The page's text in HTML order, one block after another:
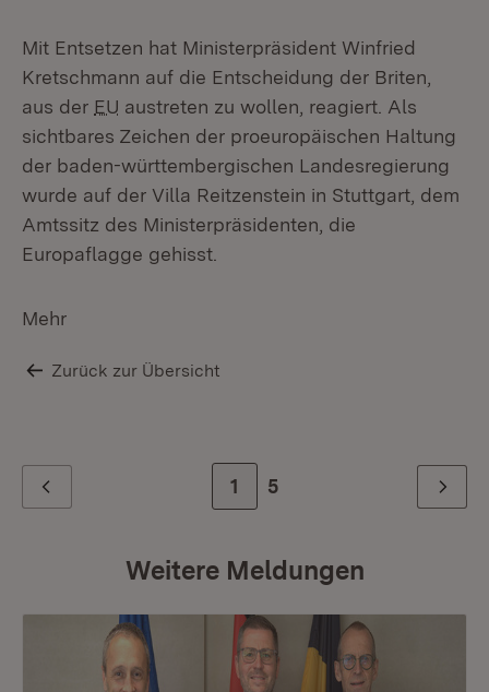
Mit Entsetzen hat Ministerpräsident Winfried
Kretschmann auf die Entscheidung der Briten,
aus der EU austreten zu wollen, reagiert. Als
sichtbares Zeichen der proeuropäischen Haltung
der baden-württembergischen Landesregierung
wurde auf der Villa Reitzenstein in Stuttgart, dem
Amtssitz des Ministerpräsidenten, die
Europaflagge gehisst.
Mehr
Zurück zur Übersicht
Zur Seite
1 Zur letzten Seite
5 Weiter
Weitere Meldungen